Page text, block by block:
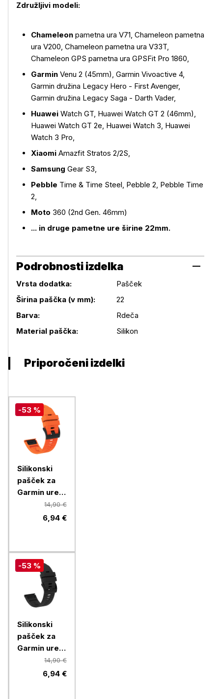
Združljivi modeli:
Chameleon pametna ura V71, Chameleon pametna
ura V200, Chameleon pametna ura V33T,
Chameleon GPS pametna ura GPSFit Pro 1860,
Garmin Venu 2 (45mm), Garmin Vivoactive 4,
Garmin družina Legacy Hero - First Avenger,
Garmin družina Legacy Saga - Darth Vader,
Huawei Watch GT, Huawei Watch GT 2 (46mm),
Huawei Watch GT 2e, Huawei Watch 3, Huawei
Watch 3 Pro,
Xiaomi Amazfit Stratos 2/2S,
Samsung Gear S3,
Pebble Time & Time Steel, Pebble 2, Pebble Time
2,
Moto 360 (2nd Gen. 46mm)
... in druge pametne ure širine 22mm.
Podrobnosti izdelka
Podrobnosti izdelka
Vrsta dodatka:
Pašček
Širina paščka (v mm):
22
Barva:
Rdeča
Material paščka:
Silikon
Priporočeni izdelki
-53 %
Silikonski
pašček za
Garmin ure
oranžen
14,90 €
6,94 €
-53 %
Silikonski
pašček za
Garmin ure,
26mm, črn
14,90 €
6,94 €